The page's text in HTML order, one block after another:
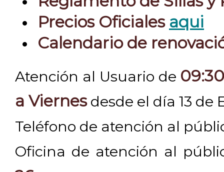
Precios Oficiales aqui
Calendario de
Atención al Usuario de
a Viernesdesde el día 13 de
Teléfono de atención al
Oficina de atención al